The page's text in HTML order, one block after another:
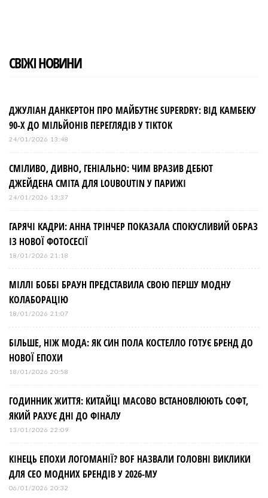
СВІЖІ НОВИНИ
ДЖУЛІАН ДАНКЕРТОН ПРО МАЙБУТНЄ SUPERDRY: ВІД КАМБЕКУ
90-Х ДО МІЛЬЙОНІВ ПЕРЕГЛЯДІВ У TIKTOK
24/01/2026 13:48
СМІЛИВО, ДИВНО, ГЕНІАЛЬНО: ЧИМ ВРАЗИВ ДЕБЮТ
ДЖЕЙДЕНА СМІТА ДЛЯ LOUBOUTIN У ПАРИЖІ
24/01/2026 13:37
ГАРЯЧІ КАДРИ: АННА ТРІНЧЕР ПОКАЗАЛА СПОКУСЛИВИЙ ОБРАЗ
ІЗ НОВОЇ ФОТОСЕСІЇ
18/01/2026 21:18
МІЛЛІ БОББІ БРАУН ПРЕДСТАВИЛА СВОЮ ПЕРШУ МОДНУ
КОЛАБОРАЦІЮ
18/01/2026 21:07
БІЛЬШЕ, НІЖ МОДА: ЯК СИН ПОЛА КОСТЕЛЛО ГОТУЄ БРЕНД ДО
НОВОЇ ЕПОХИ
18/01/2026 20:58
ГОДИННИК ЖИТТЯ: КИТАЙЦІ МАСОВО ВСТАНОВЛЮЮТЬ СОФТ,
ЯКИЙ РАХУЄ ДНІ ДО ФІНАЛУ
13/01/2026 22:09
КІНЕЦЬ ЕПОХИ ЛОГОМАНІЇ? BOF НАЗВАЛИ ГОЛОВНІ ВИКЛИКИ
ДЛЯ СЕО МОДНИХ БРЕНДІВ У 2026-МУ
06/01/2026 20:32